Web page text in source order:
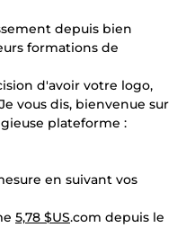
depuis bien
formations de
d'avoir votre logo,
vous dis, bienvenue sur
plateforme :
en suivant vos
5,78 $US.com depuis le